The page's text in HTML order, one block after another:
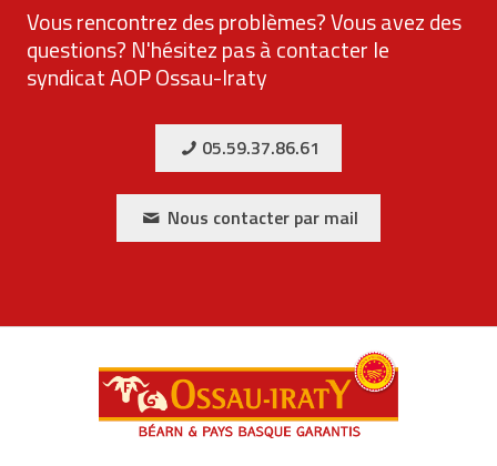
Vous rencontrez des problèmes? Vous avez des
questions? N'hésitez pas à contacter le
syndicat AOP Ossau-Iraty
05.59.37.86.61
Nous contacter par mail